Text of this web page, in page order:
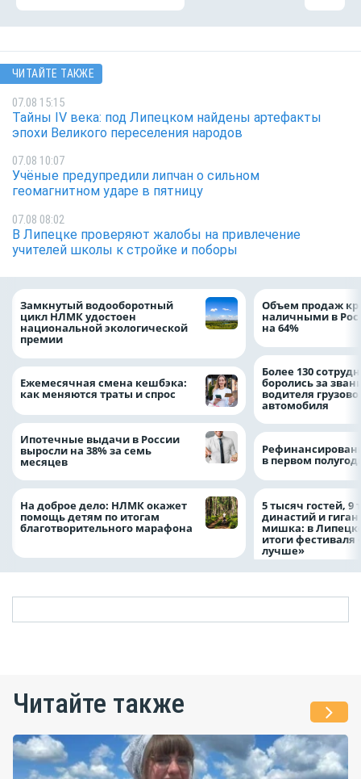
ЧИТАЙТЕ ТАКЖЕ
07.08 15:15
Тайны IV века: под Липецком найдены артефакты
эпохи Великого переселения народов
07.08 10:07
Учёные предупредили липчан о сильном
геомагнитном ударе в пятницу
07.08 08:02
В Липецке проверяют жалобы на привлечение
учителей школы к стройке и поборы
Замкнутый водооборотный
цикл НЛМК удостоен
национальной экологической
премии
Ежемесячная смена кешбэка:
как меняются траты и спрос
Ипотечные выдачи в России
выросли на 38% за семь
месяцев
На доброе дело: НЛМК окажет
помощь детям по итогам
благотворительного марафона
Объем продаж
наличными в
на 64%
Более 130
боролись за
водителя
автомобиля
в первом
5 тысяч гостей, 9
династий и
мишка: в
итоги фестиваля
лучше»
Читайте также